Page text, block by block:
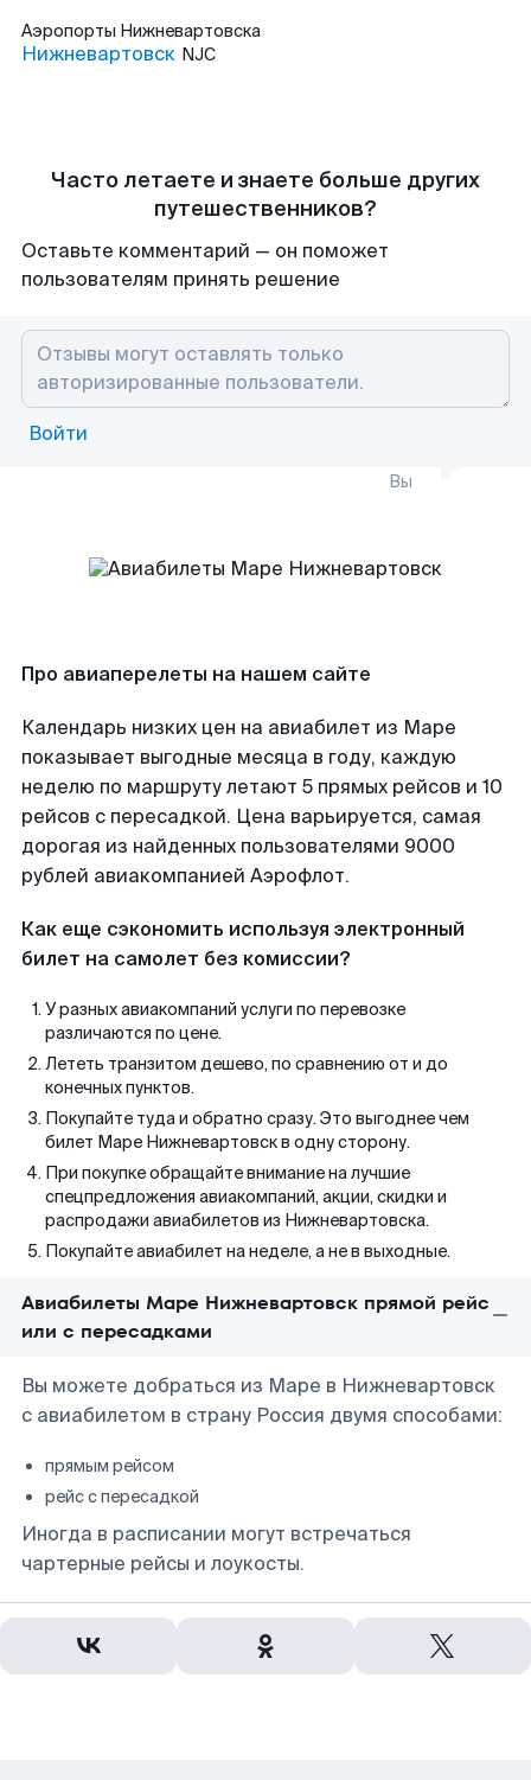
Аэропорты Нижневартовска
Нижневартовск NJC
Часто летаете и знаете больше других
путешественников?
Оставьте комментарий — он поможет
пользователям принять решение
Войти
Вы
Про авиаперелеты на нашем сайте
Календарь низких цен на авиабилет из Маре
показывает выгодные месяца в году, каждую
неделю по маршруту летают 5 прямых рейсов и 10
рейсов с пересадкой. Цена варьируется, самая
дорогая из найденных пользователями 9000
рублей авиакомпанией Аэрофлот.
Как еще сэкономить используя электронный
билет на самолет без комиссии?
У разных авиакомпаний услуги по перевозке
различаются по цене.
Лететь транзитом дешево, по сравнению от и до
конечных пунктов.
Покупайте туда и обратно сразу. Это выгоднее чем
билет Маре Нижневартовск в одну сторону.
При покупке обращайте внимание на лучшие
спецпредложения авиакомпаний, акции, скидки и
распродажи авиабилетов из Нижневартовска.
Покупайте авиабилет на неделе, а не в выходные.
Авиабилеты Маре Нижневартовск прямой рейс
или с пересадками
Вы можете добраться из Маре в Нижневартовск
с авиабилетом в страну Россия двумя способами:
прямым рейсом
рейс с пересадкой
Иногда в расписании могут встречаться
чартерные рейсы и лоукосты.